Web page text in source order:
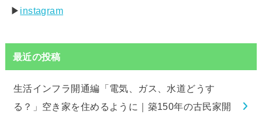
▶︎ instagram
最近の投稿
生活インフラ開通編「電気、ガス、水道どうす
る？」空き家を住めるように｜築150年の古民家開